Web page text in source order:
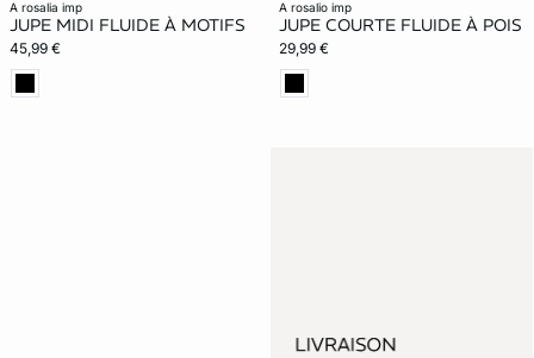
a rosalia imp
JUPE MIDI FLUIDE À MOTIFS
45,99 €
a rosalio imp
JUPE COURTE FLUIDE À POIS
29,99 €